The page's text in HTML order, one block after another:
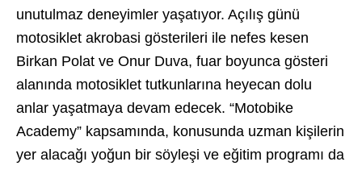
unutulmaz deneyimler yaşatıyor. Açılış günü
motosiklet akrobasi gösterileri ile nefes kesen
Birkan Polat ve Onur Duva, fuar boyunca gösteri
alanında motosiklet tutkunlarına heyecan dolu
anlar yaşatmaya devam edecek. “Motobike
Academy” kapsamında, konusunda uzman kişilerin
yer alacağı yoğun bir söyleşi ve eğitim programı da